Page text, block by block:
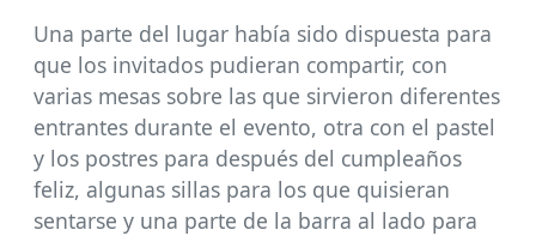
Una parte del lugar había sido dispuesta para
que los invitados pudieran compartir, con
varias mesas sobre las que sirvieron diferentes
entrantes durante el evento, otra con el pastel
y los postres para después del cumpleaños
feliz, algunas sillas para los que quisieran
sentarse y una parte de la barra al lado para